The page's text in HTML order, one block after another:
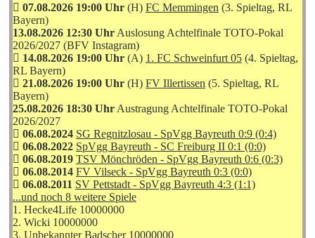
07.08.2026 19:00 Uhr (H) FC Memmingen (3. Spieltag, RL
Bayern)
13.08.2026 12:30 Uhr Auslosung Achtelfinale TOTO-Pokal
2026/2027 (BFV Instagram)
14.08.2026 19:00 Uhr (A) 1. FC Schweinfurt 05 (4. Spieltag,
RL Bayern)
21.08.2026 19:00 Uhr (H) FV Illertissen (5. Spieltag, RL
Bayern)
25.08.2026 18:30 Uhr Austragung Achtelfinale TOTO-Pokal
2026/2027
06.08.2024 SG Regnitzlosau - SpVgg Bayreuth 0:9 (0:4)
06.08.2022 SpVgg Bayreuth - SC Freiburg II 0:1 (0:0)
06.08.2019 TSV Mönchröden - SpVgg Bayreuth 0:6 (0:3)
06.08.2014 FV Vilseck - SpVgg Bayreuth 0:3 (0:0)
06.08.2011 SV Pettstadt - SpVgg Bayreuth 4:3 (1:1)
...und noch 8 weitere Spiele
1. Hecke4Life 10000000
2. Wicki 10000000
3. Unbekannter Badscher 10000000